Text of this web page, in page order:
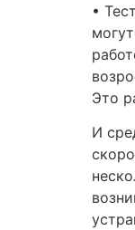
•
Это
И